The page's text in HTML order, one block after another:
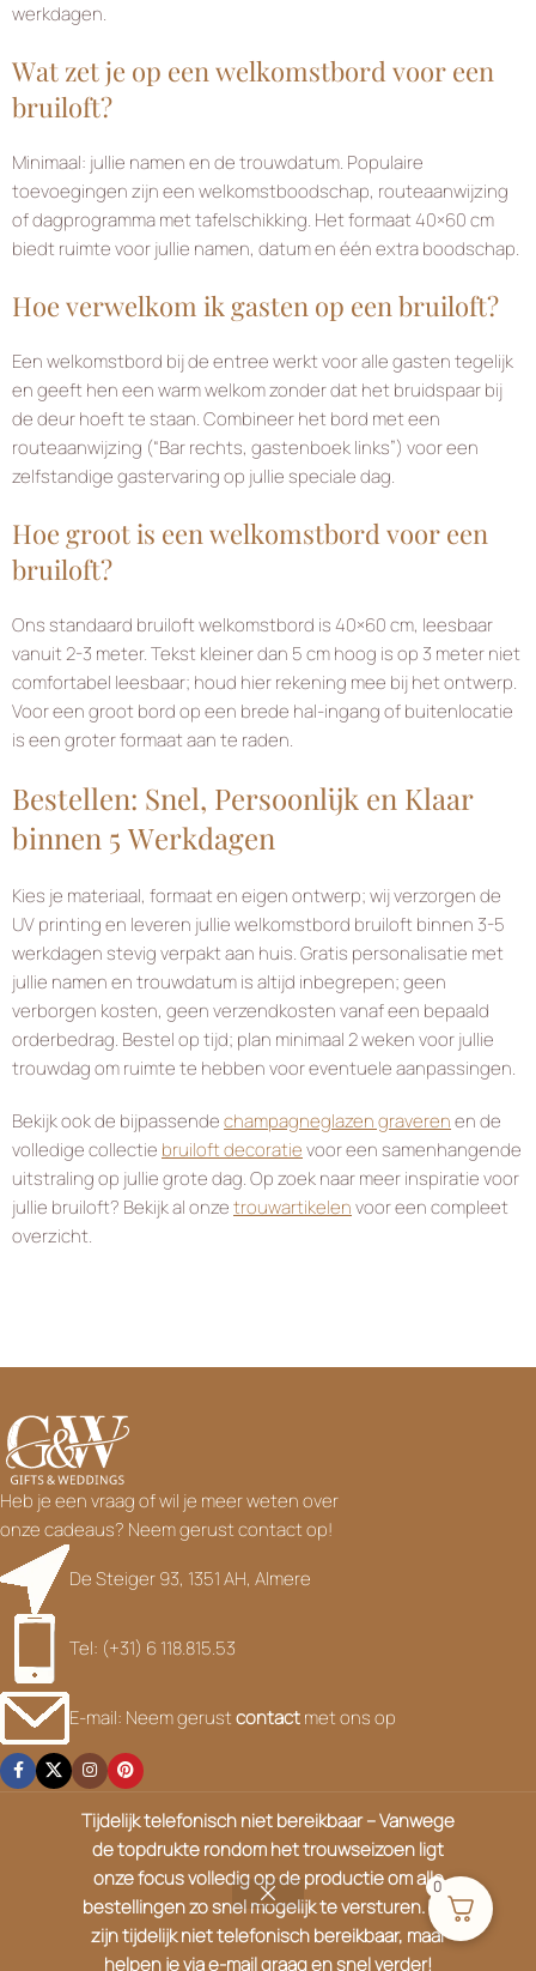
Tijdelijk telefonisch niet bereikbaar – Vanwege
de topdrukte rondom het trouwseizoen ligt
onze focus volledig op de productie om alle
bestellingen zo snel mogelijk te versturen. We
zijn tijdelijk niet telefonisch bereikbaar, maar
helpen je via e-mail graag en snel verder!
werkdagen.
Wat zet je op een welkomstbord voor een
bruiloft?
Minimaal: jullie namen en de trouwdatum. Populaire
toevoegingen zijn een welkomstboodschap, routeaanwijzing
of dagprogramma met tafelschikking. Het formaat 40×60 cm
biedt ruimte voor jullie namen, datum en één extra boodschap.
Hoe verwelkom ik gasten op een bruiloft?
Een welkomstbord bij de entree werkt voor alle gasten tegelijk
en geeft hen een warm welkom zonder dat het bruidspaar bij
de deur hoeft te staan. Combineer het bord met een
routeaanwijzing (“Bar rechts, gastenboek links”) voor een
zelfstandige gastervaring op jullie speciale dag.
Hoe groot is een welkomstbord voor een
bruiloft?
Ons standaard bruiloft welkomstbord is 40×60 cm, leesbaar
vanuit 2-3 meter. Tekst kleiner dan 5 cm hoog is op 3 meter niet
comfortabel leesbaar; houd hier rekening mee bij het ontwerp.
Voor een groot bord op een brede hal-ingang of buitenlocatie
is een groter formaat aan te raden.
Bestellen: Snel, Persoonlijk en Klaar
binnen 5 Werkdagen
Kies je materiaal, formaat en eigen ontwerp; wij verzorgen de
UV printing en leveren jullie welkomstbord bruiloft binnen 3-5
werkdagen stevig verpakt aan huis. Gratis personalisatie met
jullie namen en trouwdatum is altijd inbegrepen; geen
verborgen kosten, geen verzendkosten vanaf een bepaald
orderbedrag. Bestel op tijd; plan minimaal 2 weken voor jullie
trouwdag om ruimte te hebben voor eventuele aanpassingen.
Bekijk ook de bijpassendechampagneglazen graverenen de
volledige collectie bruiloft decoratievoor een samenhangende
uitstraling op jullie grote dag. Op zoek naar meer inspiratie voor
jullie bruiloft? Bekijk al onzetrouwartikelenvoor een compleet
overzicht.
Heb je een vraag of wil je meer weten over
onze cadeaus? Neem gerust contact op!
De Steiger 93, 1351 AH, Almere
Tel: (+31) 6 118.815.53
E-mail: Neem gerustcontactmet ons op
HANDIGE LINKS
OVER ONS
0